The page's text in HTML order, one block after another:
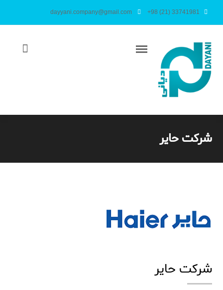
dayyani.company@gmail.com +98 (21) 33741981
شرکت حایر
شرکت حایر